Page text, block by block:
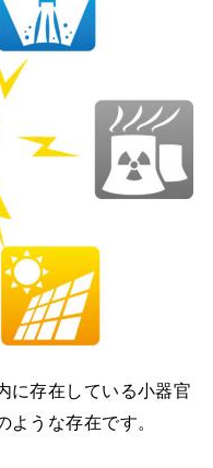
に存在している小器官
うな存在です。